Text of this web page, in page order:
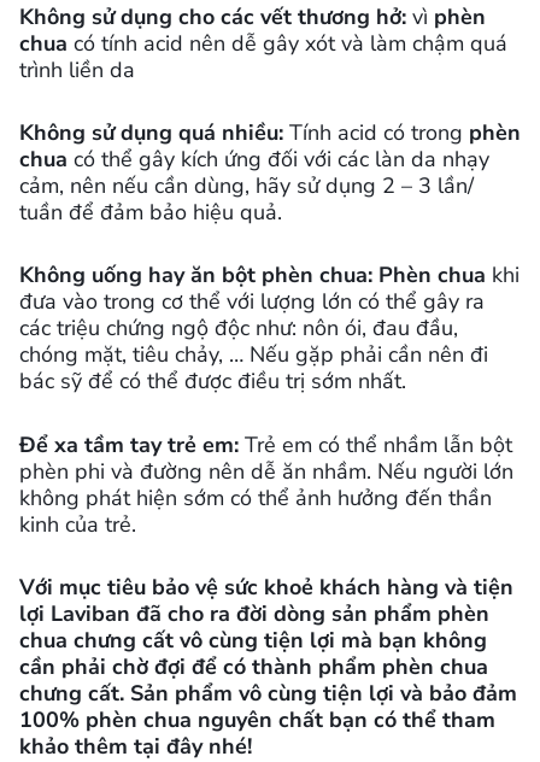
Không sử dụng cho các vết thương hở: vì phèn
chua có tính acid nên dễ gây xót và làm chậm quá
trình liền da
Không sử dụng quá nhiều: Tính acid có trong phèn
chua có thể gây kích ứng đối với các làn da nhạy
cảm, nên nếu cần dùng, hãy sử dụng 2 – 3 lần/
tuần để đảm bảo hiệu quả.
Không uống hay ăn bột phèn chua: Phèn chua khi
đưa vào trong cơ thể với lượng lớn có thể gây ra
các triệu chứng ngộ độc như: nôn ói, đau đầu,
chóng mặt, tiêu chảy, … Nếu gặp phải cần nên đi
bác sỹ để có thể được điều trị sớm nhất.
Để xa tầm tay trẻ em: Trẻ em có thể nhầm lẫn bột
phèn phi và đường nên dễ ăn nhầm. Nếu người lớn
không phát hiện sớm có thể ảnh hưởng đến thần
kinh của trẻ.
Với mục tiêu bảo vệ sức khoẻ khách hàng và tiện
lợi Laviban đã cho ra đời dòng sản phẩm phèn
chua chưng cất vô cùng tiện lợi mà bạn không
cần phải chờ đợi để có thành phẩm phèn chua
chưng cất. Sản phẩm vô cùng tiện lợi và bảo đảm
100% phèn chua nguyên chất bạn có thể tham
khảo thêm tại đâynhé!